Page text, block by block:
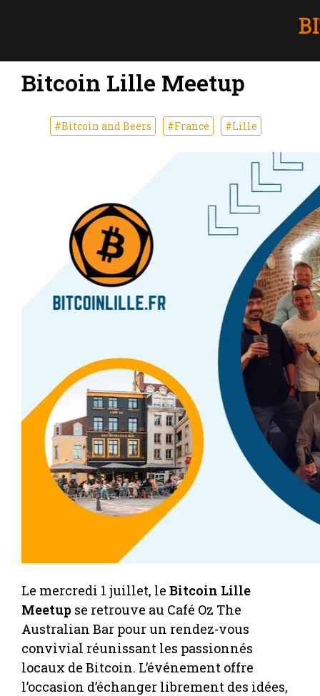
Bitcoin Lille Meetup
#Bitcoin and Beers #France #Lille
Le mercredi 1 juillet, le Bitcoin Lille
Meetup se retrouve au Café Oz The
Australian Bar pour un rendez-vous
convivial réunissant les passionnés
locaux de Bitcoin. L’événement offre
l’occasion d’échanger librement des idées,